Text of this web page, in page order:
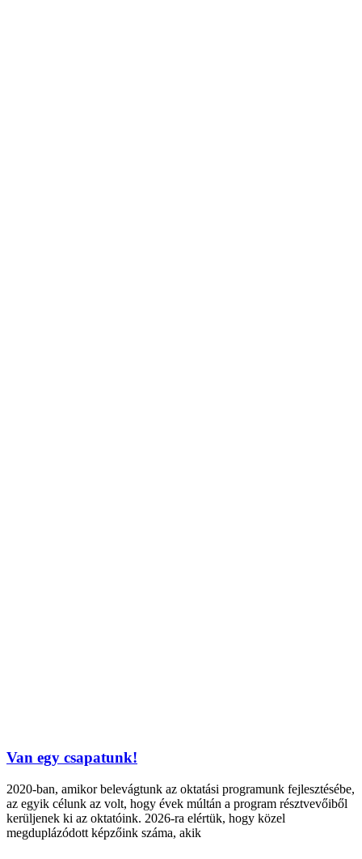
Van egy csapatunk!
2020-ban, amikor belevágtunk az oktatási programunk fejlesztésébe,
az egyik célunk az volt, hogy évek múltán a program résztvevőiből
kerüljenek ki az oktatóink. 2026-ra elértük, hogy közel
megduplázódott képzőink száma, akik